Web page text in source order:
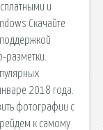
и
Скачайте
2018 года.
фотографии с
к самому